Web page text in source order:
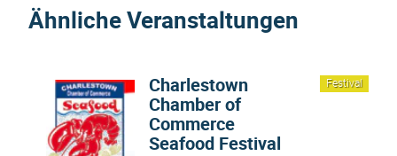
Ähnliche Veranstaltungen
Festival
Charlestown
Chamber of
Commerce
Seafood Festival